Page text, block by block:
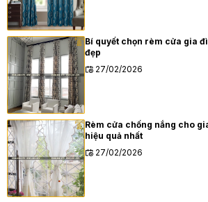
Bí quyết chọn rèm cửa gia
đẹp
27/02/2026
Rèm cửa chống nắng cho
hiệu quả nhất
27/02/2026